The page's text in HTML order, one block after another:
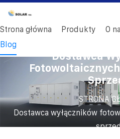
Strona główna Produkty O
Blog
Dostawca
STRONA
Dostawca wyłączników